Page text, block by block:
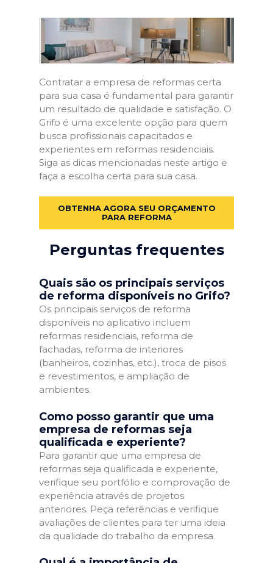
Contratar a empresa de reformas certa
para sua casa é fundamental para garantir
um resultado de qualidade e satisfação. O
Grifo é uma excelente opção para quem
busca profissionais capacitados e
experientes em reformas residenciais.
Siga as dicas mencionadas neste artigo e
faça a escolha certa para sua casa.
OBTENHA AGORA SEU ORÇAMENTO
PARA REFORMA
Perguntas frequentes
Quais são os principais serviços
de reforma disponíveis no Grifo?
Os principais serviços de reforma
disponíveis no aplicativo incluem
reformas residenciais, reforma de
fachadas, reforma de interiores
(banheiros, cozinhas, etc.), troca de pisos
e revestimentos, e ampliação de
ambientes.
Como posso garantir que uma
empresa de reformas seja
qualificada e experiente?
Para garantir que uma empresa de
reformas seja qualificada e experiente,
verifique seu portfólio e comprovação de
experiência através de projetos
anteriores. Peça referências e verifique
avaliações de clientes para ter uma ideia
da qualidade do trabalho da empresa.